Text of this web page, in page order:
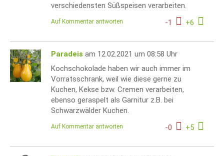
verschiedensten Süßspeisen verarbeiten.
-1 +6
Auf Kommentar antworten
Paradeis am 12.02.2021 um 08:58 Uhr
Kochschokolade haben wir auch immer im
Vorratsschrank, weil wie diese gerne zu
Kuchen, Kekse bzw. Cremen verarbeiten,
ebenso geraspelt als Garnitur z.B. bei
Schwarzwälder Kuchen.
-0 +5
Auf Kommentar antworten